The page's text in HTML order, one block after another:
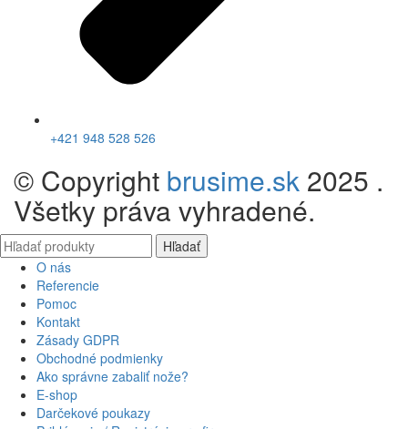
+421 948 528 526
© Copyright brusime.sk 2025 .
Všetky práva vyhradené.
Hľadať
O nás
Referencie
Pomoc
Kontakt
Zásady GDPR
Obchodné podmienky
Ako správne zabaliť nože?
E-shop
Darčekové poukazy